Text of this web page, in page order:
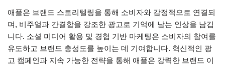
애플은 브랜드 스토리텔링을 통해 소비자와 감정적으로 연결되
며, 비주얼과 간결함을 강조한 광고로 기억에 남는 인상을 남깁
니다. 소셜 미디어 활용 및 경험 기반 마케팅은 소비자의 참여를
유도하고 브랜드 충성도를 높이는 데 기여합니다. 혁신적인 광
고 캠페인과 지속 가능한 전략을 통해 애플은 강력한 브랜드 이